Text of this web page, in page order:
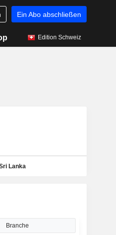
Ein Abo abschließen
Edition Schweiz
Lanka
Branche